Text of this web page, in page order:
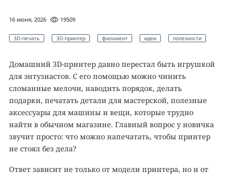
16 июня, 2026 19509
3D-печать 3D-принтер филамент идеи полезности
Домашний 3D-принтер давно перестал быть игрушкой
для энтузиастов. С его помощью можно чинить
сломанные мелочи, наводить порядок, делать
подарки, печатать детали для мастерской, полезные
аксессуары для машины и вещи, которые трудно
найти в обычном магазине. Главный вопрос у новичка
звучит просто: что можно напечатать, чтобы принтер
не стоял без дела?
Ответ зависит не только от модели принтера, но и от